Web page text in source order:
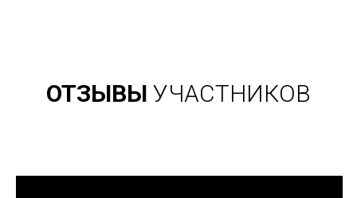
ОТЗЫВЫ УЧАСТНИКОВ